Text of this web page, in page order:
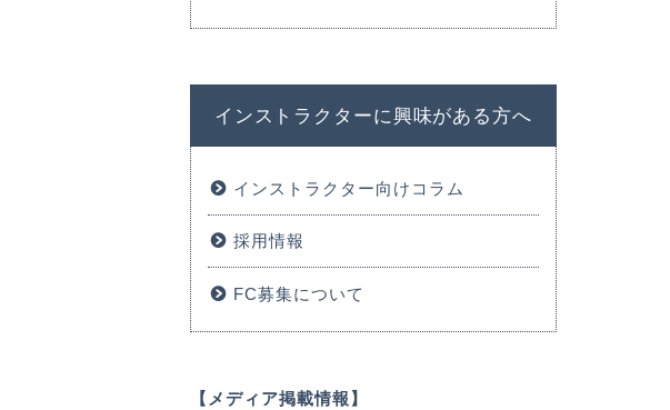
インストラクターに興味がある方へ
インストラクター向けコラム
採用情報
FC募集について
【メディア掲載情報】